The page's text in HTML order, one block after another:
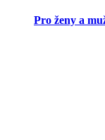
Pro ženy a